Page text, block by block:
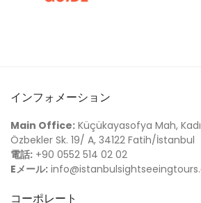
インフォメーション
Main Office: Küçükayasofya Mah,
Özbekler Sk. 19/ A, 34122 Fatih/İstanbul
電話: +90 0552 514 02 02
Eメール:
コーポレート